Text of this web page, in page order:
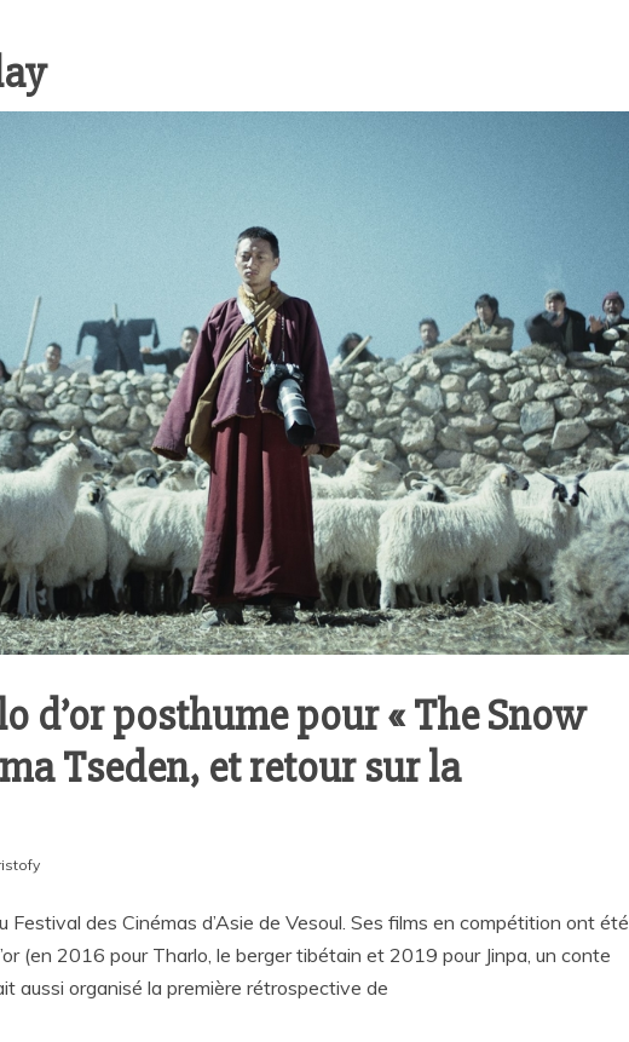
d’or posthume pour « The Snow
Tseden, et retour sur la
des Cinémas d’Asie de Vesoul. Ses films en compétition ont été
(en 2016 pour Tharlo, le berger tibétain et 2019 pour Jinpa, un conte
aussi organisé la première rétrospective de